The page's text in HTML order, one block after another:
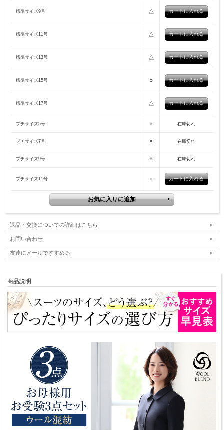
標準サイズ9号 △
標準サイズ11号 △
標準サイズ13号 △
標準サイズ15号 ○
標準サイズ17号 △
プチサイズ5号 × 在庫切れ
プチサイズ7号 × 在庫切れ
プチサイズ9号 × 在庫切れ
プチサイズ11号 ○
返品・交換についての詳細はこちら
お問い合わせ
友達にメールですすめる
商品説明